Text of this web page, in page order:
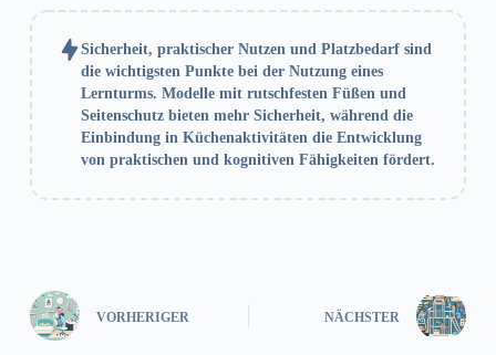
Sicherheit, praktischer Nutzen und Platzbedarf sind
die wichtigsten Punkte bei der Nutzung eines
Lernturms. Modelle mit rutschfesten Füßen und
Seitenschutz bieten mehr Sicherheit, während die
Einbindung in Küchenaktivitäten die Entwicklung
von praktischen und kognitiven Fähigkeiten fördert.
VORHERIGER NÄCHSTER